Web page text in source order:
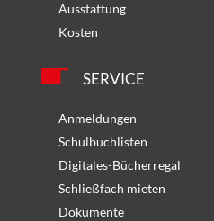
Ausstattung
Kosten
SERVICE
Anmeldungen
Schulbuchlisten
Digitales-Bücherregal
Schließfach mieten
Dokumente